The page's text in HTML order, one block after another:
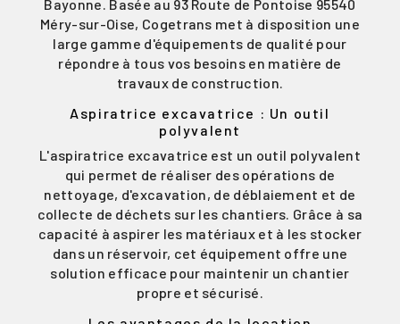
Bayonne. Basée au 93 Route de Pontoise 95540
Méry-sur-Oise, Cogetrans met à disposition une
large gamme d'équipements de qualité pour
répondre à tous vos besoins en matière de
travaux de construction.
Aspiratrice excavatrice : Un outil
polyvalent
L'aspiratrice excavatrice est un outil polyvalent
qui permet de réaliser des opérations de
nettoyage, d'excavation, de déblaiement et de
collecte de déchets sur les chantiers. Grâce à sa
capacité à aspirer les matériaux et à les stocker
dans un réservoir, cet équipement offre une
solution efficace pour maintenir un chantier
propre et sécurisé.